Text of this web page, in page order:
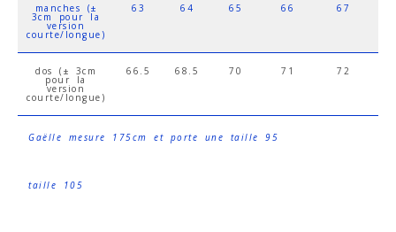
manches (±
3cm pour la
version
courte/longue)
63 64 65 66 67
dos (± 3cm
pour la
version
courte/longue)
66.5 68.5 70 71 72
Gaëlle mesure 175cm et porte une taille 95
taille 105